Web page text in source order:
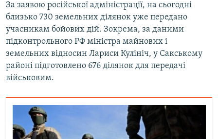
За заявою російської адміністрації, на сьогодні
близько 730 земельних ділянок уже передано
учасникам бойових дій. Зокрема, за даними
підконтрольного РФ міністра майнових і
земельних відносин Лариси Кулініч, у Сакському
районі підготовлено 676 ділянок для передачі
військовим.